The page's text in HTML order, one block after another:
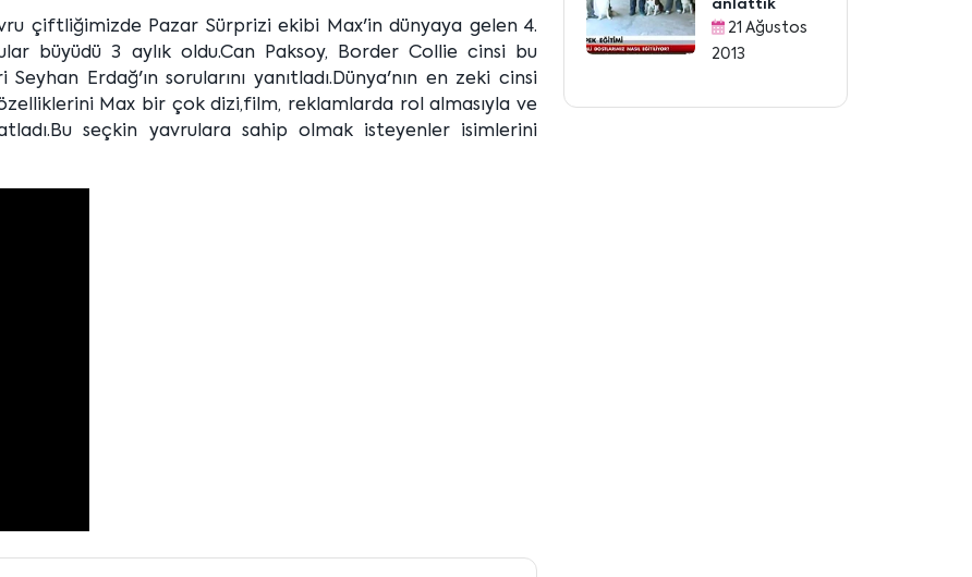
çiftliğimizde Pazar Sürprizi ekibi Max'in dünyaya gelen 4.
büyüdü 3 aylık oldu.Can Paksoy, Border Collie cinsi bu
Erdağ'ın sorularını yanıtladı.Dünya'nın en zeki cinsi
Max bir çok dizi,film, reklamlarda rol almasıyla ve
seçkin yavrulara sahip olmak isteyenler isimlerini
anlattık
21 Ağustos
2013